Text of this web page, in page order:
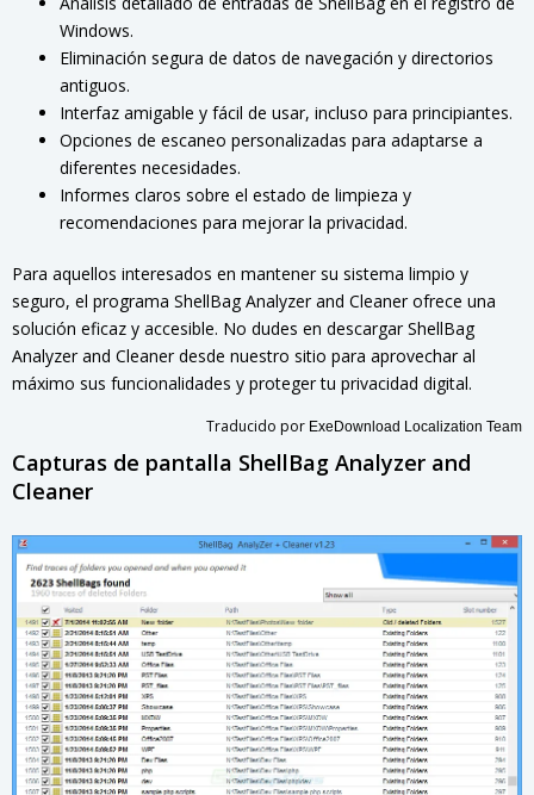
Windows.
Eliminación segura de datos de navegación y directorios
antiguos.
Interfaz amigable y fácil de usar, incluso para principiantes.
Opciones de escaneo personalizadas para adaptarse a
diferentes necesidades.
Informes claros sobre el estado de limpieza y
recomendaciones para mejorar la privacidad.
Para aquellos interesados en mantener su sistema limpio y
seguro, el programa ShellBag Analyzer and Cleaner ofrece una
solución eficaz y accesible. No dudes en descargar ShellBag
Analyzer and Cleaner desde nuestro sitio para aprovechar al
máximo sus funcionalidades y proteger tu privacidad digital.
Traducido por ExeDownload Localization Team
Capturas de pantalla ShellBag Analyzer and
Cleaner